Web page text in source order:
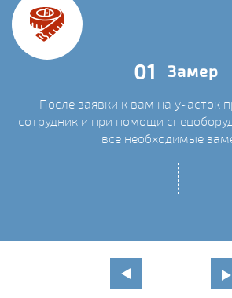
01 Замер
После заявки к вам на участок
сотрудник и при помощи
все необходимые